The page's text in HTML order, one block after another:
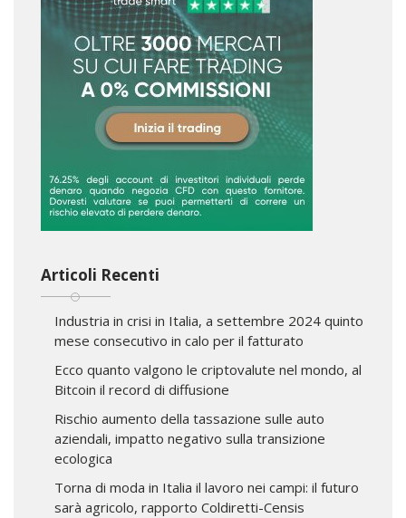
Articoli Recenti
Industria in crisi in Italia, a settembre 2024 quinto
mese consecutivo in calo per il fatturato
Ecco quanto valgono le criptovalute nel mondo, al
Bitcoin il record di diffusione
Rischio aumento della tassazione sulle auto
aziendali, impatto negativo sulla transizione
ecologica
Torna di moda in Italia il lavoro nei campi: il futuro
sarà agricolo, rapporto Coldiretti-Censis